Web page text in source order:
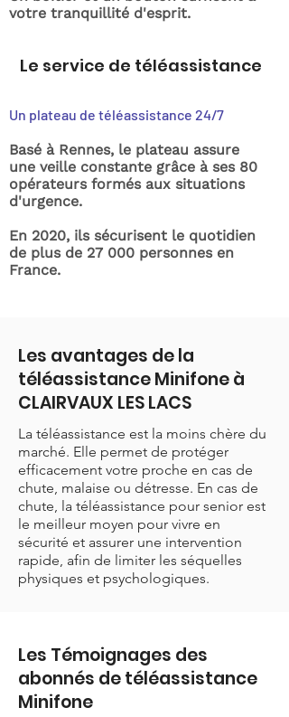
votre tranquillité d'esprit.
Le service de téléassistance
Un plateau de téléassistance 24/7
Basé à Rennes, le plateau assure
une veille constante grâce à ses 80
opérateurs formés aux situations
d'urgence.
En 2020, ils sécurisent le quotidien
de plus de 27 000 personnes en
France.
Les avantages de la
téléassistance Minifone à
CLAIRVAUX LES LACS
La téléassistance est la moins chère du
marché. Elle permet de protéger
efficacement votre proche en cas de
chute, malaise ou détresse. En cas de
chute, la téléassistance pour senior est
le meilleur moyen pour vivre en
sécurité et assurer une intervention
rapide, afin de limiter les séquelles
physiques et psychologiques.
Les Témoignages des
abonnés de téléassistance
Minifone